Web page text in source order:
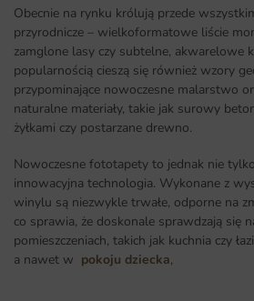
Obecnie na rynku królują przede
przyrodnicze – wielkoformatowe liście
zamglone lasy czy subtelne, akwarelowe
popularnością cieszą się również wzory
przypominające nowoczesne malarstwo
naturalne materiały, takie jak surowy
żyłkami czy postarzane drewno.
Nowoczesne fototapety to jednak nie
innowacyjna technologia. Wykonane z
winylu są niezwykle trwałe, odporne na
co sprawia, że doskonale sprawdzają się
pomieszczeniach, takich jak kuchnia czy
a nawet w pokoju dziecka,